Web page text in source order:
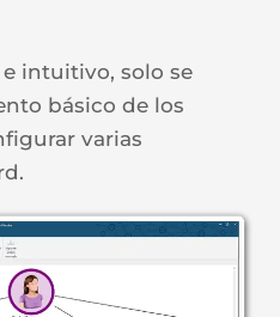
intuitivo, solo se
básico de los
varias